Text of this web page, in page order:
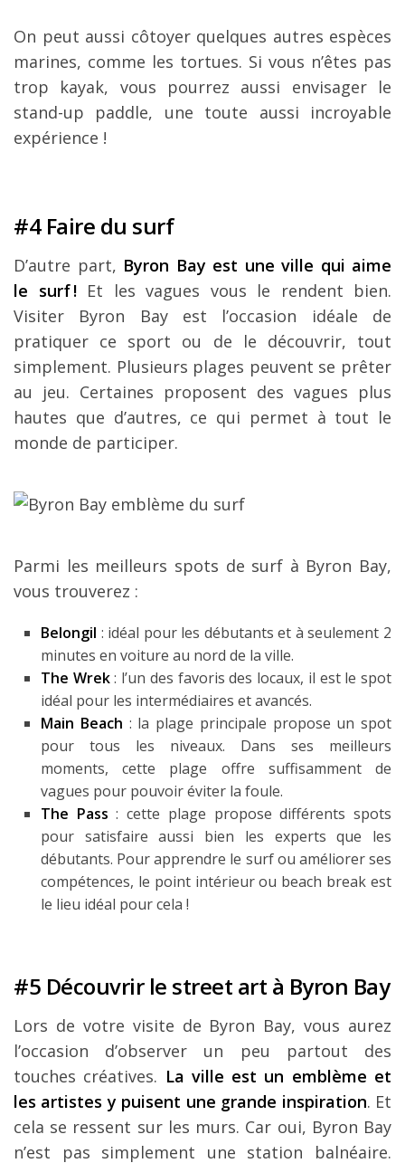
On peut aussi côtoyer quelques autres espèces
marines, comme les tortues. Si vous n’êtes pas
trop kayak, vous pourrez aussi envisager le
stand-up paddle, une toute aussi incroyable
expérience !
#4 Faire du surf
D’autre part, Byron Bay est une ville qui aime
le surf ! Et les vagues vous le rendent bien.
Visiter Byron Bay est l’occasion idéale de
pratiquer ce sport ou de le découvrir, tout
simplement. Plusieurs plages peuvent se prêter
au jeu. Certaines proposent des vagues plus
hautes que d’autres, ce qui permet à tout le
monde de participer.
Parmi les meilleurs spots de surf à Byron Bay,
vous trouverez :
Belongil : idéal pour les débutants et à seulement 2
minutes en voiture au nord de la ville.
The Wrek: l’un des favoris des locaux, il est le spot
idéal pour les intermédiaires et avancés.
Main Beach : la plage principale propose un spot
pour tous les niveaux. Dans ses meilleurs
moments, cette plage offre suffisamment de
vagues pour pouvoir éviter la foule.
The Pass : cette plage propose différents spots
pour satisfaire aussi bien les experts que les
débutants. Pour apprendre le surf ou améliorer ses
compétences, le point intérieur ou beach break est
le lieu idéal pour cela !
#5 Découvrir le street art à Byron Bay
Lors de votre visite de Byron Bay, vous aurez
l’occasion d’observer un peu partout des
touches créatives. La ville est un emblème et
les artistes y puisent une grande inspiration. Et
cela se ressent sur les murs. Car oui, Byron Bay
n’est pas simplement une station balnéaire.